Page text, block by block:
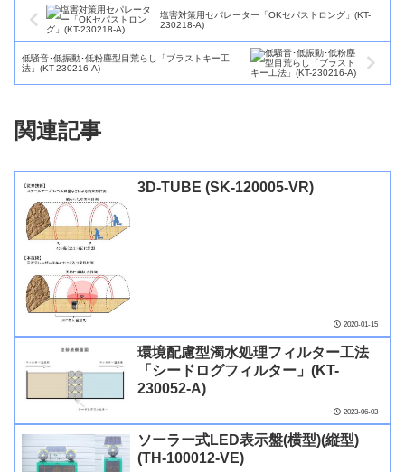
塩害対策用セパレーター「OKセパストロング」(KT-
230218-A)
低騒音･低振動･低粉塵型目荒らし「ブラストキー工
法」(KT-230216-A)
関連記事
3D-TUBE (SK-120005-VR)
2020-01-15
環境配慮型濁水処理フィルター工法
「シードログフィルター」(KT-
230052-A)
2023-06-03
ソーラー式LED表示盤(横型)(縦型)
(TH-100012-VE)